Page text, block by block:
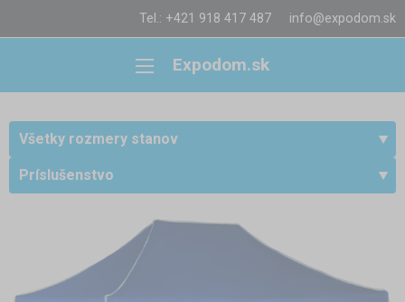
Tel.: +421 918 417 487 info@expodom.sk
Expodom.sk
Všetky rozmery stanov
Príslušenstvo